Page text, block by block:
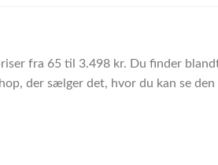
fra 65 til 3.498 kr. Du finder
der sælger det, hvor du kan se